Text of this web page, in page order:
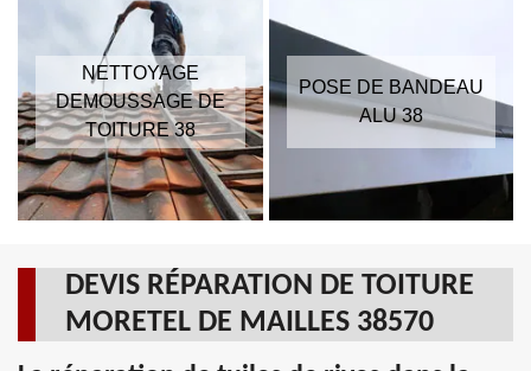
NETTOYAGE
DEMOUSSAGE DE
TOITURE 38
POSE DE BANDEAU
ALU 38
DEVIS RÉPARATION DE TOITURE
MORETEL DE MAILLES 38570